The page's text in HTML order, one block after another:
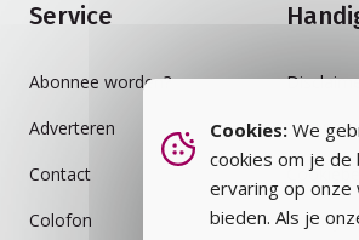
Service
Abonnee worden?
Adverteren
Contact
Colofon
Cookies: We
cookies om je de
ervaring op
bieden. Als je